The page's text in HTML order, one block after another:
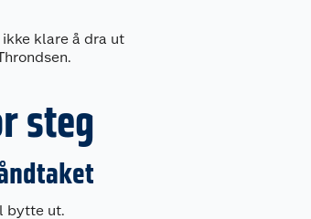
klare å dra ut
steg
bytte ut.